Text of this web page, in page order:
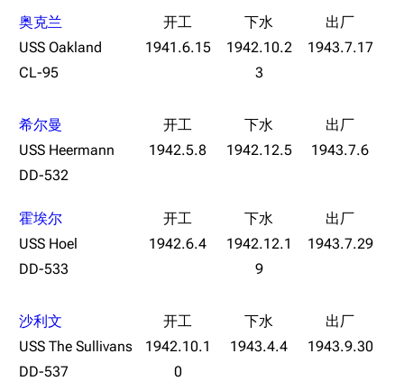
编辑规范
上传文件
战利品与功勋
装备属性一览
港区系统
勋章
音乐
收藏室
宿舍与家具
游戏BUG汇总
特殊成就
物品道具
历次场刊
配音演员
奥克兰
USS Oakland
CL-95
1941.6.15
1942.10.2
3
1943.7.17
希尔曼
USS Heermann
DD-532
1942.5.8 1942.12.5 1943.7.6
霍埃尔
USS Hoel
DD-533
1942.6.4
1942.12.1
9
1943.7.29
沙利文
USS The Sullivans
DD-537
1942.10.1
0
1943.4.4 1943.9.30